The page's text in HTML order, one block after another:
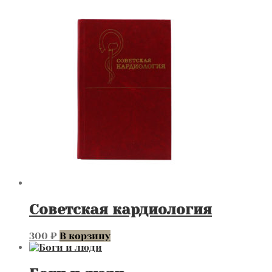
Советская кардиология
300 ₽ В корзину